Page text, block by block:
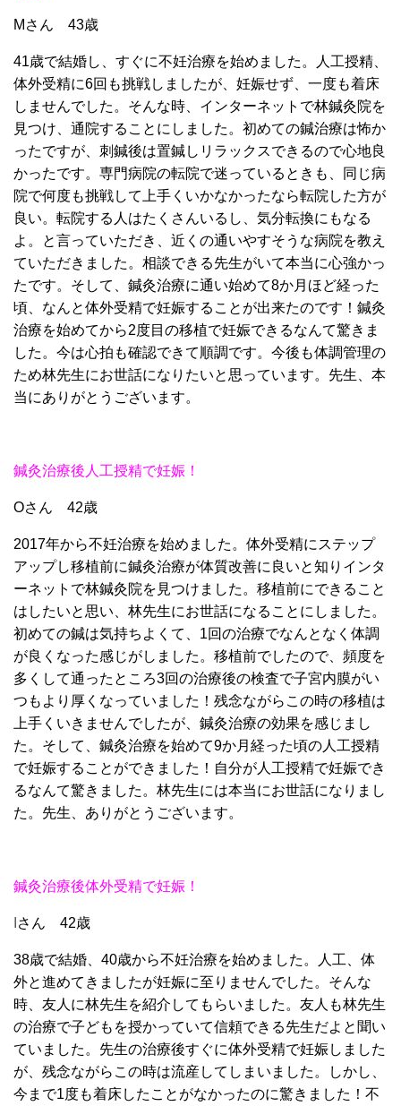
Mさん 43歳
41歳で結婚し、すぐに不妊治療を始めました。人工授精、
体外受精に6回も挑戦しましたが、妊娠せず、一度も着床
しませんでした。そんな時、インターネットで林鍼灸院を
見つけ、通院することにしました。初めての鍼治療は怖か
ったですが、刺鍼後は置鍼しリラックスできるので心地良
かったです。専門病院の転院で迷っているときも、同じ病
院で何度も挑戦して上手くいかなかったなら転院した方が
良い。転院する人はたくさんいるし、気分転換にもなる
よ。と言っていただき、近くの通いやすそうな病院を教え
ていただきました。相談できる先生がいて本当に心強かっ
たです。そして、鍼灸治療に通い始めて8か月ほど経った
頃、なんと体外受精で妊娠することが出来たのです！鍼灸
治療を始めてから2度目の移植で妊娠できるなんて驚きま
した。今は心拍も確認できて順調です。今後も体調管理の
ため林先生にお世話になりたいと思っています。先生、本
当にありがとうございます。
鍼灸治療後人工授精で妊娠！
Oさん 42歳
2017年から不妊治療を始めました。体外受精にステップ
アップし移植前に鍼灸治療が体質改善に良いと知りインタ
ーネットで林鍼灸院を見つけました。移植前にできること
はしたいと思い、林先生にお世話になることにしました。
初めての鍼は気持ちよくて、1回の治療でなんとなく体調
が良くなった感じがしました。移植前でしたので、頻度を
多くして通ったところ3回の治療後の検査で子宮内膜がい
つもより厚くなっていました！残念ながらこの時の移植は
上手くいきませんでしたが、鍼灸治療の効果を感じまし
た。そして、鍼灸治療を始めて9か月経った頃の人工授精
で妊娠することができました！自分が人工授精で妊娠でき
るなんて驚きました。林先生には本当にお世話になりまし
た。先生、ありがとうございます。
鍼灸治療後体外受精で妊娠！
さん 42歳
38歳で結婚、40歳から不妊治療を始めました。人工、体
外と進めてきましたが妊娠に至りませんでした。そんな
時、友人に林先生を紹介してもらいました。友人も林先生
の治療で子どもを授かっていて信頼できる先生だよと聞い
ていました。先生の治療後すぐに体外受精で妊娠しました
が、残念ながらこの時は流産してしまいました。しかし、
今まで1度も着床したことがなかったのに驚きました！不